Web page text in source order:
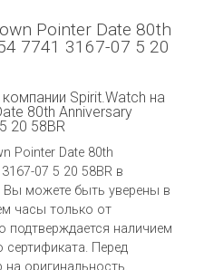
Pointer Date 80th
7741 3167-07 5 20
Spirit.Watch на
80th Anniversary
20 58BR
Pointer Date 80th
07 5 20 58BR в
Вы можете быть уверены в
часы только от
подтверждается наличием
сертификата. Перед
на оригинальность.